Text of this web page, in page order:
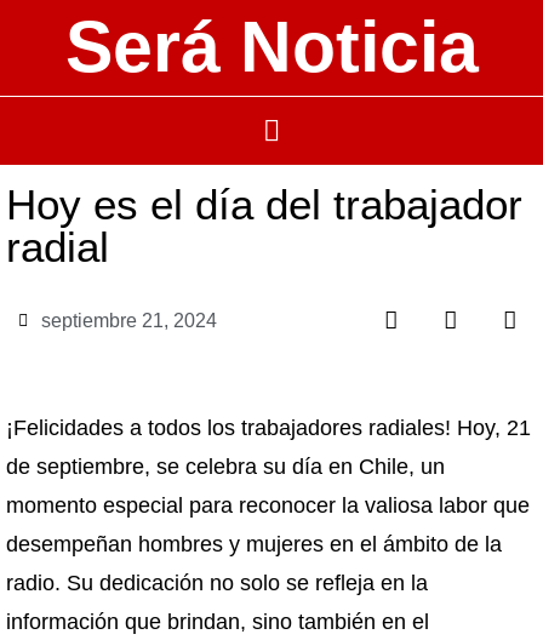
Será Noticia
Hoy es el día del trabajador
radial
septiembre 21, 2024
¡Felicidades a todos los trabajadores radiales! Hoy, 21
de septiembre, se celebra su día en Chile, un
momento especial para reconocer la valiosa labor que
desempeñan hombres y mujeres en el ámbito de la
radio. Su dedicación no solo se refleja en la
información que brindan, sino también en el